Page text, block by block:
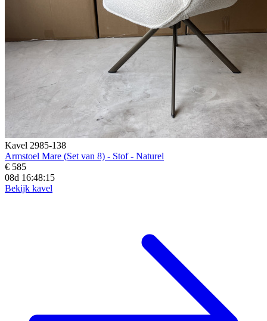
Kavel 2985-138
Armstoel Mare (Set van 8) - Stof - Naturel
€ 585
08d 16:48:13
Bekijk kavel